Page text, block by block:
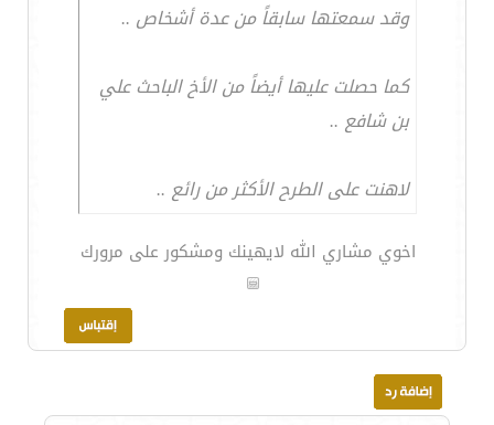
وقد سمعتها سابقاً من عدة أشخاص ..
كما حصلت عليها أيضاً من الأخ الباحث علي
بن شافع ..
لاهنت على الطرح الأكثر من رائع ..
اخوي مشاري الله لايهينك ومشكور على مرورك